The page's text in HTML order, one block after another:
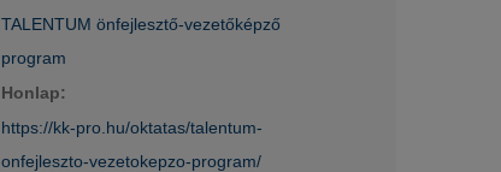
TALENTUM önfejlesztő-vezetőképző
program
Honlap:
https://kk-pro.hu/oktatas/talentum-
onfejleszto-vezetokepzo-program/